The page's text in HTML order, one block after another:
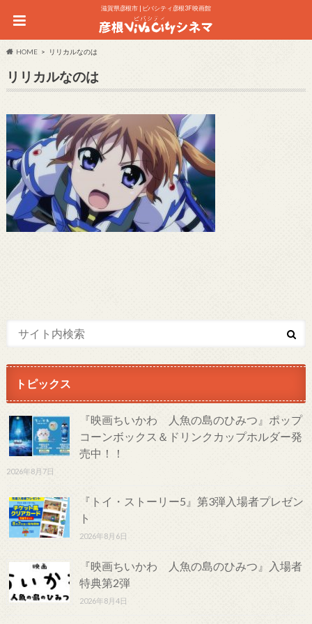
滋賀県彦根市 | ビバシティ彦根3F 映画館
HOME リリカルなのは
リリカルなのは
トピックス
『映画ちいかわ 人魚の島のひみつ』ポップ
コーンボックス＆ドリンクカップホルダー発
売中！！
2026年8月7日
『トイ・ストーリー5』第3弾入場者プレゼン
ト
2026年8月6日
『映画ちいかわ 人魚の島のひみつ』入場者
特典第2弾
2026年8月4日